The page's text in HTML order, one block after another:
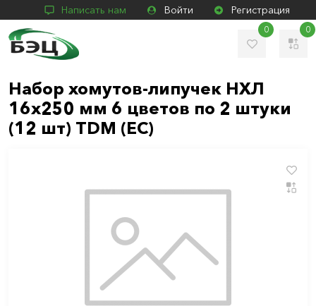
Написать нам Войти Регистрация
0 0
Набор хомутов-липучек НХЛ
16х250 мм 6 цветов по 2 штуки
(12 шт) TDM (ЕС)